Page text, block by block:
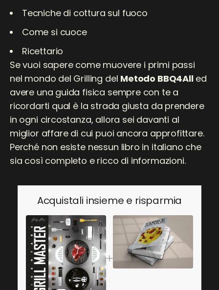
Tecniche di cottura sul fuoco
Come si cuoce
Ricettario
Se vuoi sapere come muovere i primi passi
nel mondo del Grilling del Metodo BBQ4Alled
avere una guida fisica sempre con te a
ricordarti qual è la strada giusta da prendere
in ogni circostanza, allora sei davanti al
miglior affare di cui puoi ancora approfittare.
Perché non esiste nessun libro in italiano che
sia così completo e ricco di informazioni.
Acquistali insieme e risparmia